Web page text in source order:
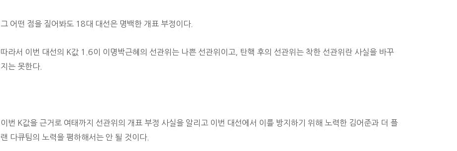
그 어떤 점을 짚어봐도 18대 대선은 명백한 개표 부정이다.
따라서 이번 대선의 K값 1.6이
이명박근혜의 선관위는 나쁜 선관위이고, 탄핵 후의 선관위는 착한 선관위란 사실을 바꾸
지는 못한다.
이번 K값을 근거로 여태까지 선관위의 개표 부정 사실을 알리고 이번 대선에서 이를 방지하기 위해 노력한 김어준과 더 플
랜 다큐팀의 노력을 폄하해서는 안 될 것이다.